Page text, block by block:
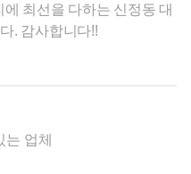
최선을 다하는 신정동 대
. 감사합니다!!
는 업체